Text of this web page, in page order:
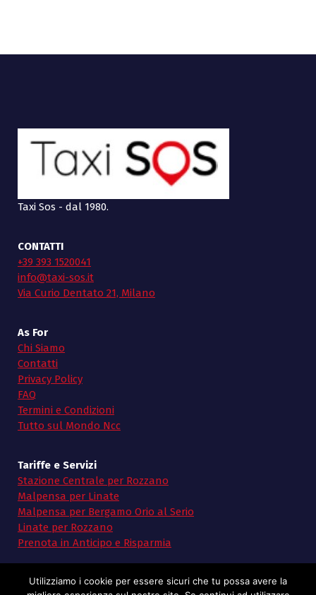
Taxi Sos - dal 1980.
CONTATTI
+39 393 1520041
info@taxi-sos.it
Via Curio Dentato 21, Milano
As For
Chi Siamo
Contatti
Privacy Policy
FAQ
Termini e Condizioni
Tutto sul Mondo Ncc
Tariffe e Servizi
Stazione Centrale per Rozzano
Malpensa per Linate
Malpensa per Bergamo Orio al Serio
Linate per Rozzano
Prenota in Anticipo e Risparmia
Utilizziamo i cookie per essere sicuri che tu possa avere la